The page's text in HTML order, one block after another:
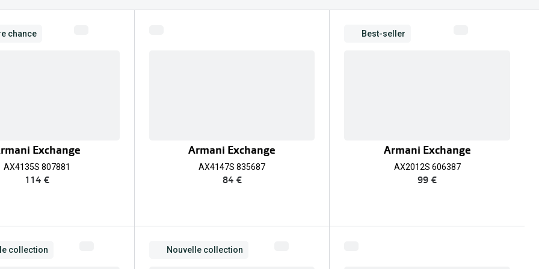
Toutes les marques de solaires
La règle 20-20-2
chance
Exchange
AX4135S 807881
114 €
Armani Exchange
AX4147S 835687
84 €
Best-seller
Armani Exchange
AX2012S 606387
99 €
collection Nouvelle collection